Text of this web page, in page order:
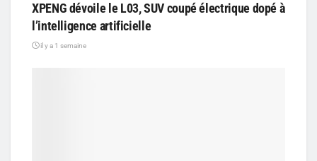
XPENG dévoile le L03, SUV coupé électrique dopé à
l’intelligence artificielle
il y a 1 semaine